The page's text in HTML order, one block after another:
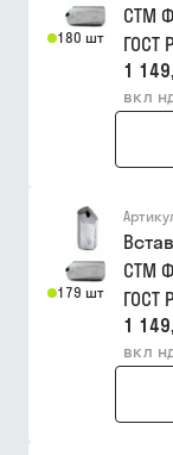
180 шт
СТМ
ГОСТ
1
вкл
179 шт
СТМ
ГОСТ
1
вкл